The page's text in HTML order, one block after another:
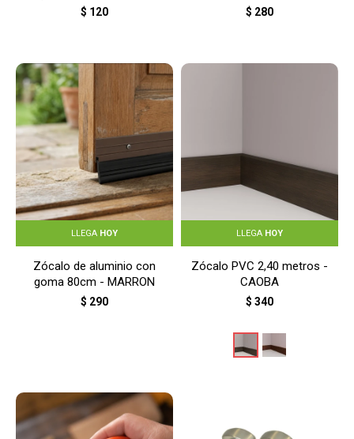
230 cm - BLANCO
$ 120 $ 280
LLEGA HOY
Zócalo de aluminio con
goma 80cm - MARRON
$ 290
LLEGA HOY
Zócalo PVC 2,40 metros -
CAOBA
$ 340